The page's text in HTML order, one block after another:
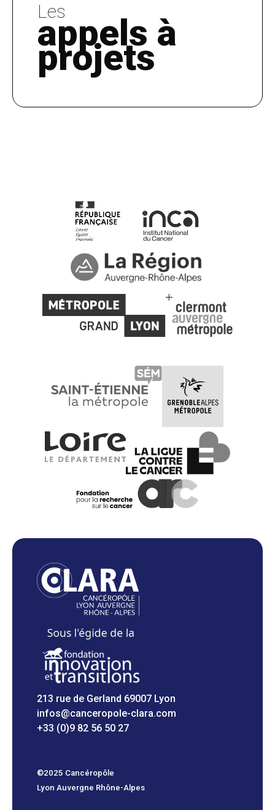
Les
appels à
projets
213 rue de Gerland 69007 Lyon
infos@canceropole-clara.com
+33 (0)9 82 56 50 27
©2025 Cancéropôle
Lyon Auvergne Rhône-Alpes